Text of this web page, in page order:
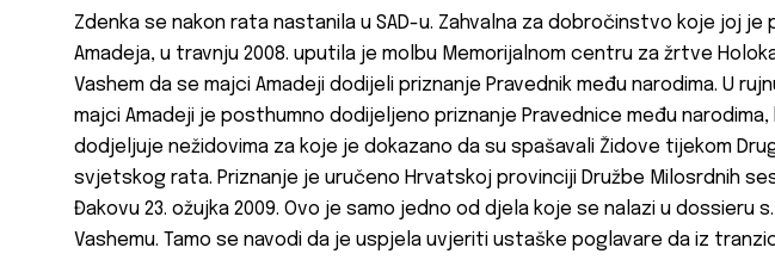
Zdenka se nakon rata nastanila u SAD-u. Zahvalna za dobročinstvo koje joj je
Amadeja, u travnju 2008. uputila je molbu Memorijalnom centru za žrtve
Vashem da se majci Amadeji dodijeli priznanje Pravednik među narodima. U
majci Amadeji je posthumno dodijeljeno priznanje Pravednice među narodima,
dodjeljuje nežidovima za koje je dokazano da su spašavali Židove tijekom
svjetskog rata. Priznanje je uručeno Hrvatskoj provinciji Družbe Milosrdnih
Đakovu 23. ožujka 2009. Ovo je samo jedno od djela koje se nalazi u dossieru
Vashemu. Tamo se navodi da je uspjela uvjeriti ustaške poglavare da iz